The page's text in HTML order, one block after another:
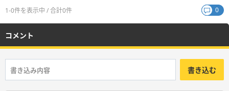
1-0件を表示中 / 合計0件 0
コメント
書き込む